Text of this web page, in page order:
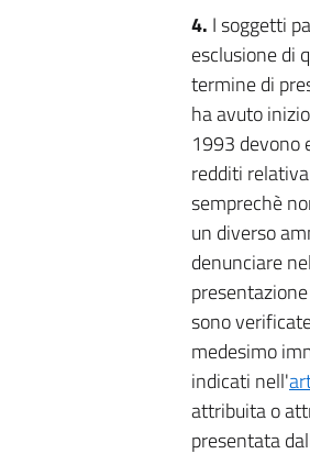
4. I soggetti
esclusione di
termine di
ha avuto
1993 devono
redditi
semprechè
un diverso
denunciare
sono
medesimo
indicati nell'
attribuita o
presentata